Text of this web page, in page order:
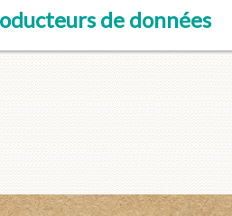
de données